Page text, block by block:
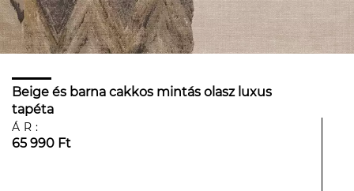
Beige és barna cakkos mintás olasz luxus
tapéta
ÁR:
65 990 Ft